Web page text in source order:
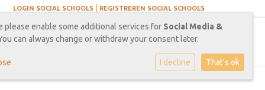
LOGIN SOCIAL SCHOOLS REGISTREREN SOCIAL SCHOOLS
please enable some additional services for Social Media &
can always change or withdraw your consent later.
I decline That's ok